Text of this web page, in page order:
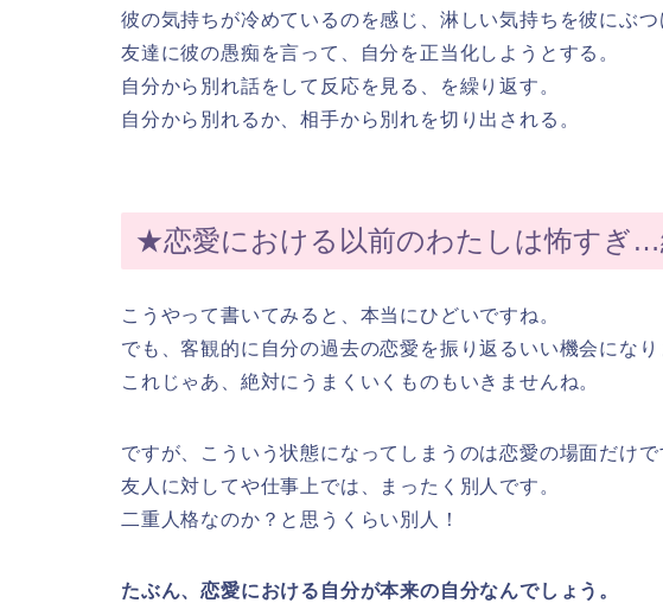
彼の気持ちが冷めているのを感じ、淋しい気持ちを彼にぶつ
友達に彼の愚痴を言って、自分を正当化しようとする。
自分から別れ話をして反応を見る、を繰り返す。
自分から別れるか、相手から別れを切り出される。
★恋愛における以前のわたしは怖すぎ
こうやって書いてみると、本当にひどいですね。
でも、客観的に自分の過去の恋愛を振り返るいい機会になり
これじゃあ、絶対にうまくいくものもいきませんね。
ですが、こういう状態になってしまうのは恋愛の場面だけで
友人に対してや仕事上では、まったく別人です。
二重人格なのか？と思うくらい別人！
たぶん、恋愛における自分が本来の自分なんでしょう。